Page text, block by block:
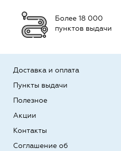
Более 18 000
пунктов выдачи
Доставка и оплата
Пункты выдачи
Полезное
Акции
Контакты
Соглашение об